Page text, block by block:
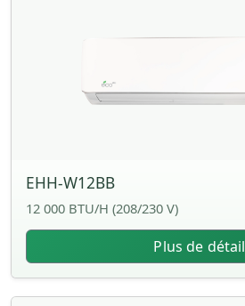
EHH-W12BB
12 000 BTU/H (208/230 V)
Plus de détail